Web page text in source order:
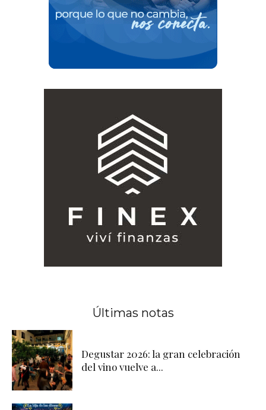
Últimas notas
Degustar 2026: la gran celebración
del vino vuelve a...